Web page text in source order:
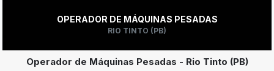
OPERADOR DE MÁQUINAS PESADAS
RIO TINTO (PB)
Operador de Máquinas Pesadas - Rio Tinto (PB)